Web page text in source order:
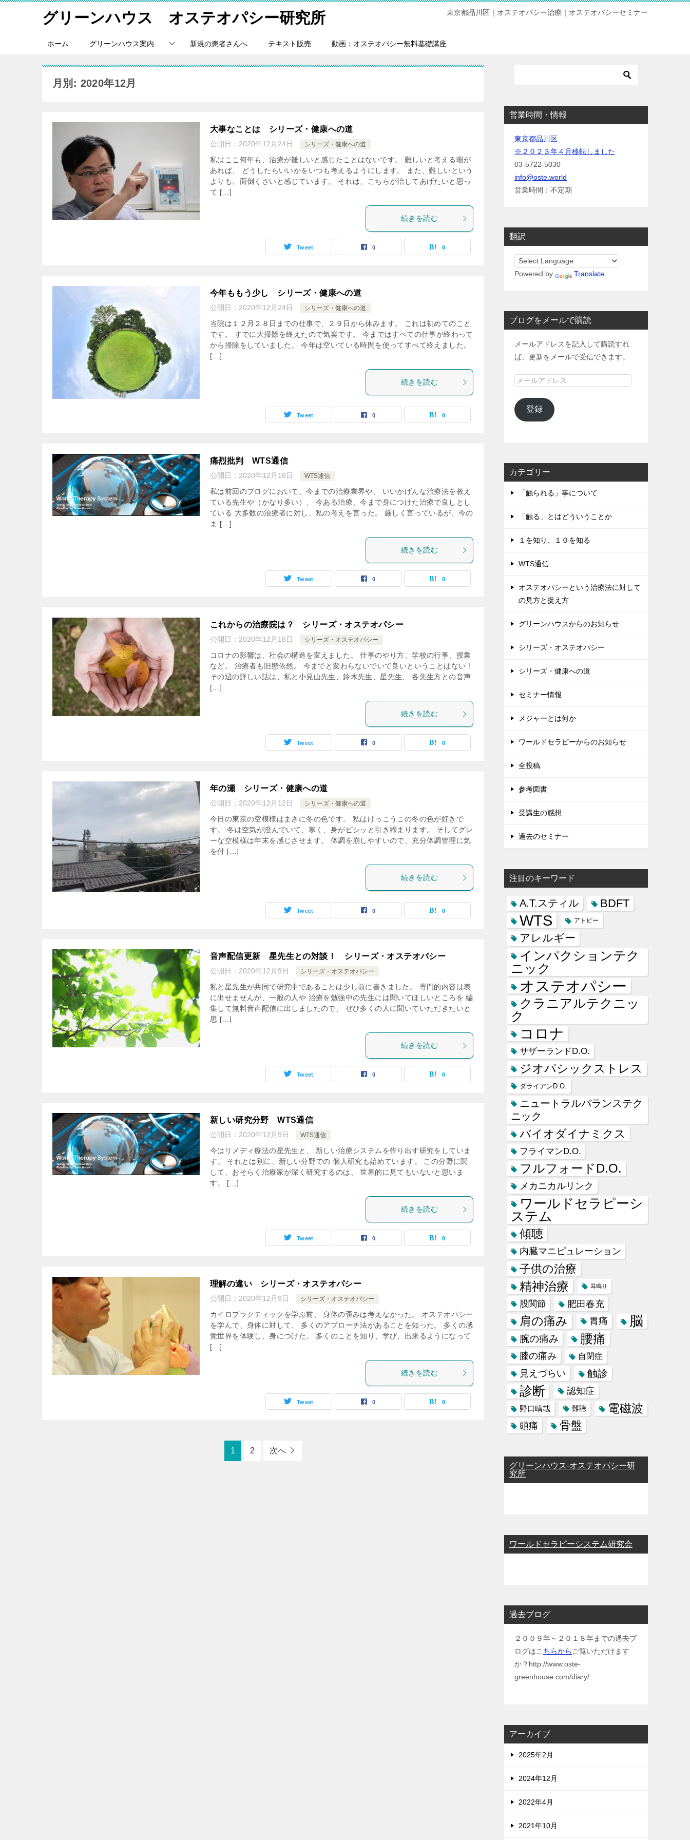
グリーンハウス オステオパシー研究所 東京都品川区｜オステオパシー治療｜オステオパシーセミナー
ホーム グリーンハウス案内 新規の患者さんへ テキスト販売 動画：オステオパシー無料基礎講座
月別: 2020年12月
大事なことは シリーズ・健康への道
公開日： 2020年12月24日 シリーズ・健康への道
私はここ何年も、治療が難しいと感じたことはないです。 難しいと考える暇が
あれば、 どうしたらいいかをいつも考えるようにします。 また、難しいという
よりも、面倒くさいと感じています。 それは、こちらが治してあげたいと思っ
て […]
続きを読む
Tweet 0 0
今年ももう少し シリーズ・健康への道
公開日： 2020年12月24日 シリーズ・健康への道
当院は１２月２８日までの仕事で、２９日から休みます。 これは初めてのこと
です。 すでに大掃除を終えたので気楽です。 今まではすべての仕事が終わって
から掃除をしていました。 今年は空いている時間を使ってすべて終えました。
[…]
続きを読む
Tweet 0 0
痛烈批判 WTS通信
公開日： 2020年12月18日 WTS通信
私は前回のブログにおいて、今までの治療業界や、 いいかげんな治療法を教え
ている先生や（かなり多い）、 今ある治療、今まで身につけた治療で良しとし
ている 大多数の治療者に対し、私の考えを言った。 厳しく言っているが、今の
ま […]
続きを読む
Tweet 0 0
これからの治療院は？ シリーズ・オステオパシー
公開日： 2020年12月18日 シリーズ・オステオパシー
コロナの影響は、社会の構造を変えました。 仕事のやり方、学校の行事、授業
など。 治療者も旧態依然。 今までと変わらないでいて良いということはない！
その辺の詳しい話は、私と小見山先生、鈴木先生、星先生、 各先生方との音声
[…]
続きを読む
Tweet 0 0
年の瀬 シリーズ・健康への道
公開日： 2020年12月12日 シリーズ・健康への道
今日の東京の空模様はまさに冬の色です。 私はけっこうこの冬の色が好きで
す。 冬は空気が澄んでいて、寒く、身がピシッと引き締まります。 そしてグレ
ーな空模様は年末を感じさせます。 体調を崩しやすいので、充分体調管理に気
を付 […]
続きを読む
Tweet 0 0
音声配信更新 星先生との対談！ シリーズ・オステオパシー
公開日： 2020年12月9日 シリーズ・オステオパシー
私と星先生が共同で研究中であることは少し前に書きました。 専門的内容は表
に出せませんが、一般の人や 治療を勉強中の先生には聞いてほしいところを 編
集して無料音声配信に出しましたので、 ぜひ多くの人に聞いていただきたいと
思 […]
続きを読む
Tweet 0 0
新しい研究分野 WTS通信
公開日： 2020年12月9日 WTS通信
今はリメディ療法の星先生と、 新しい治療システムを作り出す研究をしていま
す。 それとは別に、新しい分野での 個人研究も始めています。 この分野に関
して、おそらく治療家が深く研究するのは、 世界的に見てもいないと思いま
す。 […]
続きを読む
Tweet 0 0
理解の違い シリーズ・オステオパシー
公開日： 2020年12月9日 シリーズ・オステオパシー
カイロプラクティックを学ぶ前、 身体の歪みは考えなかった。 オステオパシー
を学んで、身体に対して、 多くのアプローチ法があることを知った。 多くの感
覚世界を体験し、身につけた。 多くのことを知り、学び、出来るようになって
[…]
続きを読む
Tweet 0 0
1 2 次へ
営業時間・情報
東京都品川区
※２０２３年４月移転しました
03-5722-5030
info@oste.world
営業時間：不定期
翻訳
Powered by Translate
ブログをメールで購読
メールアドレスを記入して購読すれ
ば、更新をメールで受信できます。
メ
ル
ア
登録
カテゴリー
「触られる」事について
「触る」とはどういうことか
１を知り、１０を知る
WTS通信
オステオパシーという治療法に対して
の見方と捉え方
グリーンハウスからのお知らせ
シリーズ・オステオパシー
シリーズ・健康への道
セミナー情報
メジャーとは何か
ワールドセラピーからのお知らせ
全投稿
参考図書
受講生の感想
過去のセミナー
注目のキーワード
A.T.スティル BDFT
WTS アトピー
アレルギー
インパクションテク
ニック
オステオパシー
クラニアルテクニッ
ク
コロナ
サザーランドD.O.
ジオパシックストレス
ダライアンD.O.
ニュートラルバランステク
ニック
バイオダイナミクス
フライマンD.O.
フルフォードD.O.
メカニカルリンク
ワールドセラピーシ
ステム
傾聴
内臓マニピュレーション
子供の治療
精神治療 耳鳴り
股関節 肥田春充
肩の痛み 胃痛 脳
腕の痛み 腰痛
膝の痛み 自閉症
見えづらい 触診
診断 認知症
野口晴哉 難聴 電磁波
頭痛 骨盤
グリーンハウス-オステオパシー研
究所
ワールドセラピーシステム研究会
過去ブログ
２００９年～２０１８年までの過去ブ
ログはこ ちらから ご覧いただけます
か？http://www.oste-
greenhouse.com/diary/
アーカイブ
2025年2月
2024年12月
2022年4月
2021年10月